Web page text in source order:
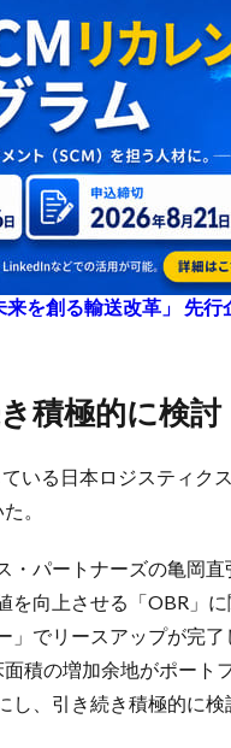
を創る輸送改革」 先
き積極的に検討
いる日本ロジスティク
。
・パートナーズの亀岡
を向上させる「OBR」
」でリースアップが完
積の増加余地がポート
、引き続き積極的に検